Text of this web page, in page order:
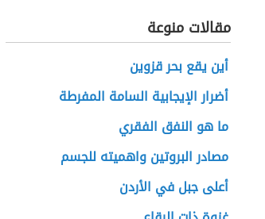
مقالات منوعة
أين يقع بحر قزوين
أضرار الإيجابية السامة المفرطة
ما هو النفق الفقري
مصادر البروتين واهميته للجسم
أعلى جبل في الأردن